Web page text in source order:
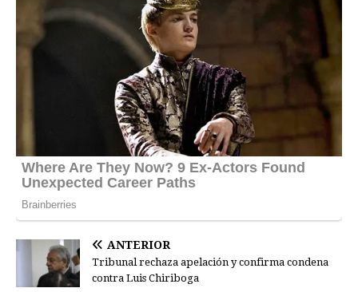
ANTERIOR
Tribunal rechaza apelación y confirma condena
contra Luis Chiriboga